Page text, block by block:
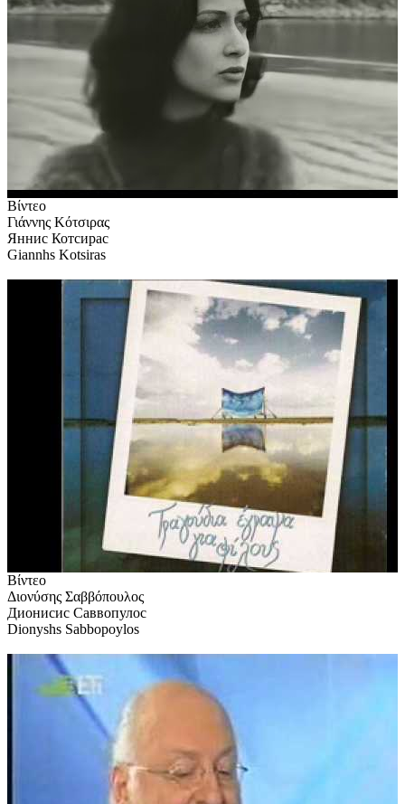
Βίντεο
Γιάννης Κότσιρας
Яннис Котсирас
Giannhs Kotsiras
Βίντεο
Διονύσης Σαββόπουλος
Дионисис Саввопулос
Dionyshs Sabbopoylos